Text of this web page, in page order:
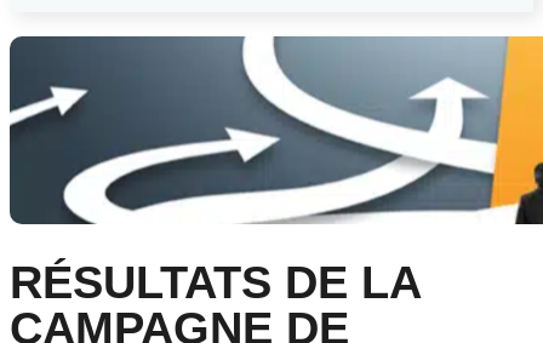
RÉSULTATS DE LA
CAMPAGNE DE